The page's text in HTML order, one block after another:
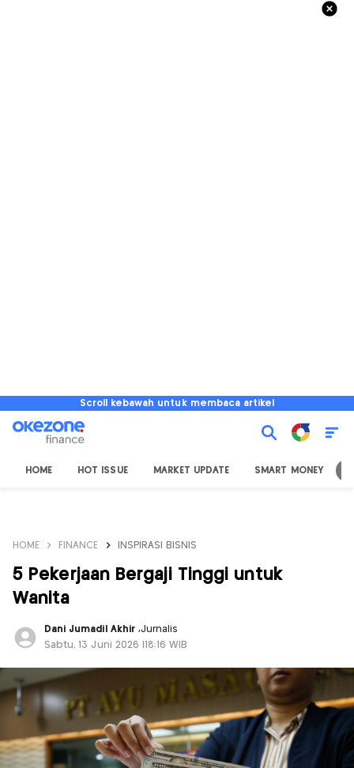
Scroll kebawah untuk membaca artikel
HOME HOT ISSUE MARKET UPDATE SMART MONEY
HOME FINANCE INSPIRASI BISNIS
5 Pekerjaan Bergaji Tinggi untuk
Wanita
Dani Jumadil Akhir ,Jurnalis
Sabtu, 13 Juni 2026 |18:16 WIB